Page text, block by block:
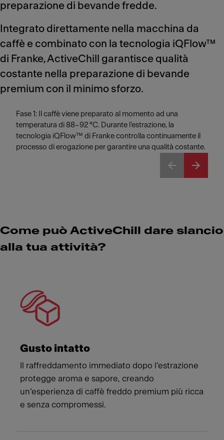
preparazione di bevande fredde.
Integrato direttamente nella macchina da
caffè e combinato con la tecnologia iQFlow™
di Franke, ActiveChill garantisce qualità
costante nella preparazione di bevande
premium con il minimo sforzo.
Fase 1: Il caffè viene preparato al momento ad una
temperatura di 88–92 °C. Durante l’estrazione, la
tecnologia iQFlow™ di Franke controlla continuamente il
processo di erogazione per garantire una qualità costante.
Come può ActiveChill dare slancio
alla tua attività?
Gusto intatto
Il raffreddamento immediato dopo l’estrazione
protegge aroma e sapore, creando
un’esperienza di caffè freddo premium più ricca
e senza compromessi.